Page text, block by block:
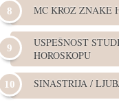
MC KROZ ZNAKE
USPEŠNOST
HOROSKOPU
SINASTRIJA /